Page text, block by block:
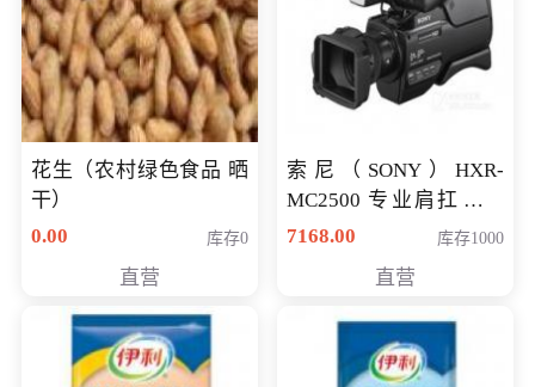
花生（农村绿色食品 晒
干）
0.00
库存0
直营
索尼（SONY）HXR-
MC2500 专业肩扛式存
储卡全高清摄录一体机
清入门级摄像机
7168.00 库存1000
直营